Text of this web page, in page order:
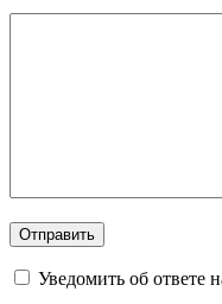
Уведомить об ответе